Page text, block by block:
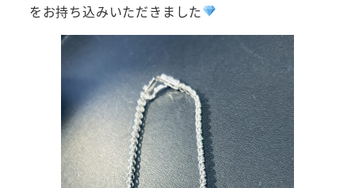
をお持ち込みいただきました